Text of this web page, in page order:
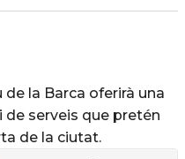
la Barca oferirà una
serveis que pretén
de la ciutat.